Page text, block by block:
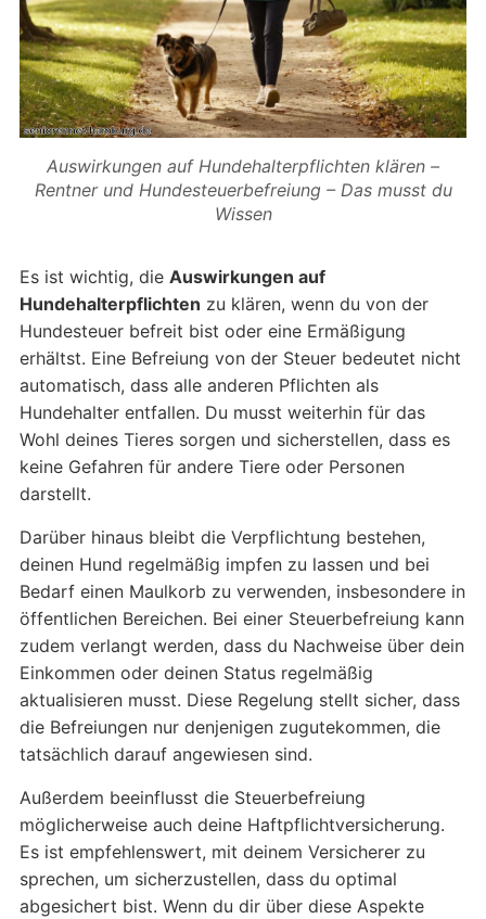
Auswirkungen auf Hundehalterpflichten klären –
Rentner und Hundesteuerbefreiung – Das musst du
Wissen
Es ist wichtig, die Auswirkungen auf
Hundehalterpflichten zu klären, wenn du von der
Hundesteuer befreit bist oder eine Ermäßigung
erhältst. Eine Befreiung von der Steuer bedeutet nicht
automatisch, dass alle anderen Pflichten als
Hundehalter entfallen. Du musst weiterhin für das
Wohl deines Tieres sorgen und sicherstellen, dass es
keine Gefahren für andere Tiere oder Personen
darstellt.
Darüber hinaus bleibt die Verpflichtung bestehen,
deinen Hund regelmäßig impfen zu lassen und bei
Bedarf einen Maulkorb zu verwenden, insbesondere in
öffentlichen Bereichen. Bei einer Steuerbefreiung kann
zudem verlangt werden, dass du Nachweise über dein
Einkommen oder deinen Status regelmäßig
aktualisieren musst. Diese Regelung stellt sicher, dass
die Befreiungen nur denjenigen zugutekommen, die
tatsächlich darauf angewiesen sind.
Außerdem beeinflusst die Steuerbefreiung
möglicherweise auch deine Haftpflichtversicherung.
Es ist empfehlenswert, mit deinem Versicherer zu
sprechen, um sicherzustellen, dass du optimal
abgesichert bist. Wenn du dir über diese Aspekte